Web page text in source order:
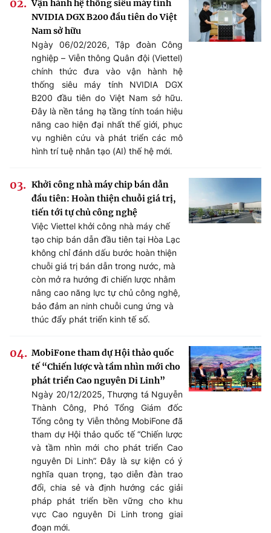
Vận hành hệ thống siêu máy tính
NVIDIA DGX B200 đầu tiên do Việt
Nam sở hữu
Ngày 06/02/2026, Tập đoàn Công
nghiệp – Viễn thông Quân đội (Viettel)
chính thức đưa vào vận hành hệ
thống siêu máy tính NVIDIA DGX
B200 đầu tiên do Việt Nam sở hữu.
Đây là nền tảng hạ tầng tính toán hiệu
năng cao hiện đại nhất thế giới, phục
vụ nghiên cứu và phát triển các mô
hình trí tuệ nhân tạo (AI) thế hệ mới.
Khởi công nhà máy chip bán dẫn
đầu tiên: Hoàn thiện chuỗi giá trị,
tiến tới tự chủ công nghệ
Việc Viettel khởi công nhà máy chế
tạo chip bán dẫn đầu tiên tại Hòa Lạc
không chỉ đánh dấu bước hoàn thiện
chuỗi giá trị bán dẫn trong nước, mà
còn mở ra hướng đi chiến lược nhằm
nâng cao năng lực tự chủ công nghệ,
bảo đảm an ninh chuỗi cung ứng và
thúc đẩy phát triển kinh tế số.
MobiFone tham dự Hội thảo quốc
tế “Chiến lược và tầm nhìn mới cho
phát triển Cao nguyên Di Linh”
Ngày 20/12/2025, Thượng tá Nguyễn
Thành Công, Phó Tổng Giám đốc
Tổng công ty Viễn thông MobiFone đã
tham dự Hội thảo quốc tế “Chiến lược
và tầm nhìn mới cho phát triển Cao
nguyên Di Linh”. Đây là sự kiện có ý
nghĩa quan trọng, tạo diễn đàn trao
đổi, chia sẻ và định hướng các giải
pháp phát triển bền vững cho khu
vực Cao nguyên Di Linh trong giai
đoạn mới.